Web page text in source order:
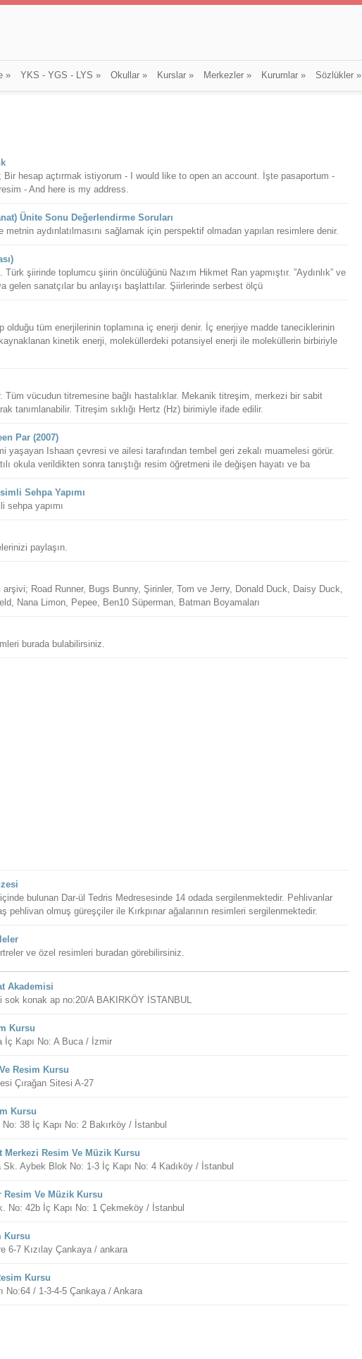
» YKS - YGS - LYS » Okullar» Kurslar» Merkezler» Kurumlar» Sözlükler»
Bir hesap açtırmak istiyorum - I would like to open an account. İşte pasaportum -
- And here is my address.
Ünite Sonu Değerlendirme Soruları
aydınlatılmasını sağlamak için perspektif olmadan yapılan resimlere denir.
şiirinde toplumcu şiirin öncülüğünü Nazım Hikmet Ran yapmıştır. ”Aydınlık” ve
gelen sanatçılar bu anlayışı başlattılar. Şiirlerinde serbest ölçü
olduğu tüm enerjilerinin toplamına iç enerji denir. İç enerjiye madde taneciklerinin
kinetik enerji, moleküllerdeki potansiyel enerji ile moleküllerin birbiriyle
Tüm vücudun titremesine bağlı hastalıklar. Mekanik titreşim, merkezi bir sabit
tanımlanabilir. Titreşim sıklığı Hertz (Hz) birimiyle ifade edilir.
Par (2007)
yaşayan Ishaan çevresi ve ailesi tarafından tembel geri zekalı muamelesi görür.
okula verildikten sonra tanıştığı resim öğretmeni ile değişen hayatı ve ba
Sehpa Yapımı
sehpa yapımı
paylaşın.
Road Runner, Bugs Bunny, Şirinler, Tom ve Jerry, Donald Duck, Daisy Duck,
Nana Limon, Pepee, Ben10 Süperman, Batman Boyamaları
burada bulabilirsiniz.
bulunan Dar-ül Tedris Medresesinde 14 odada sergilenmektedir. Pehlivanlar
pehlivan olmuş güreşçiler ile Kırkpınar ağalarının resimleri sergilenmektedir.
ve özel resimleri buradan görebilirsiniz.
Akademisi
sok konak ap no:20/A BAKIRKÖY İSTANBUL
Kursu
İç Kapı No: A Buca / İzmir
Resim Kursu
Çırağan Sitesi A-27
Kursu
38 İç Kapı No: 2 Bakırköy / İstanbul
Merkezi Resim Ve Müzik Kursu
Aybek Blok No: 1-3 İç Kapı No: 4 Kadıköy / İstanbul
Resim Ve Müzik Kursu
No: 42b İç Kapı No: 1 Çekmeköy / İstanbul
Kursu
6-7 Kızılay Çankaya / ankara
Kursu
No:64 / 1-3-4-5 Çankaya / Ankara